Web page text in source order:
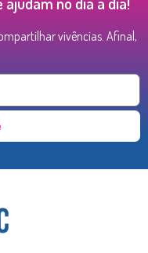
vivências. Afinal,